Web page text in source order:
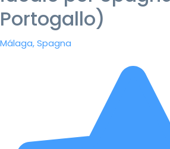
Portogallo)
Málaga, Spagna